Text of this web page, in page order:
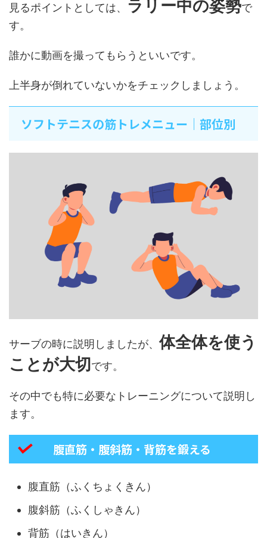
見るポイントとしては、 ラリー中の姿勢で
す。
誰かに動画を撮ってもらうといいです。
上半身が倒れていないかをチェックしましょう。
ソフトテニスの筋トレメニュー｜部位別
サーブの時に説明しましたが、 体全体を使う
ことが大切です。
その中でも特に必要なトレーニングについて説明し
ます。
腹直筋・腹斜筋・背筋を鍛える
腹直筋（ふくちょくきん）
腹斜筋（ふくしゃきん）
背筋（はいきん）